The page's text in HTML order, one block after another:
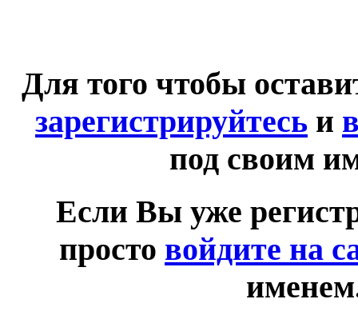
Для того чтобы
зарегистрируйтесь и
под своим
Если Вы уже
просто войдите на